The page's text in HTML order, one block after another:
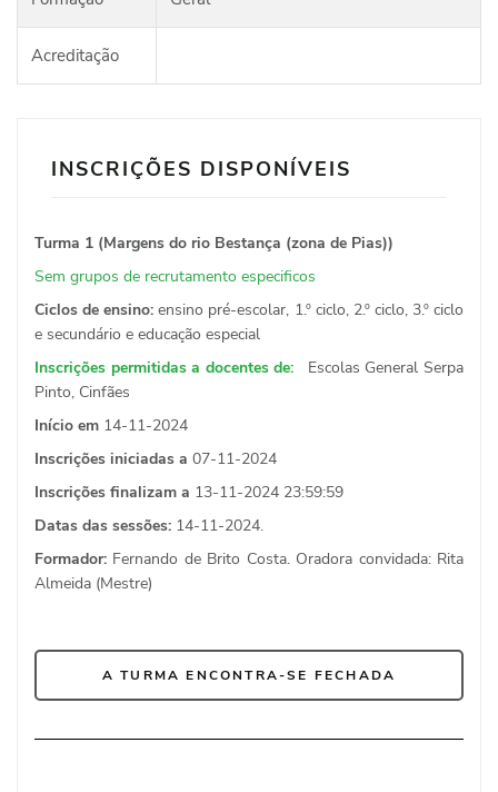
Acreditação
INSCRIÇÕES DISPONÍVEIS
Turma 1 (Margens do rio Bestança (zona de Pias))
Sem grupos de recrutamento especificos
Ciclos de ensino: ensino pré-escolar, 1.º ciclo, 2.º ciclo, 3.º ciclo
e secundário e educação especial
Inscrições permitidas a docentes de:
Escolas General Serpa
Pinto, Cinfães
Início em 14-11-2024
Inscrições iniciadas a 07-11-2024
Inscrições finalizam a 13-11-2024 23:59:59
Datas das sessões: 14-11-2024.
Formador: Fernando de Brito Costa. Oradora convidada: Rita
Almeida (Mestre)
A TURMA ENCONTRA-SE FECHADA